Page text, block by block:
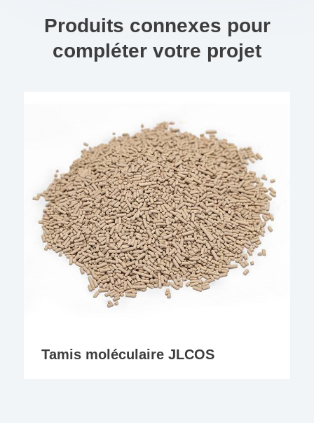
Produits connexes pour
compléter votre projet
Tamis moléculaire JLCOS